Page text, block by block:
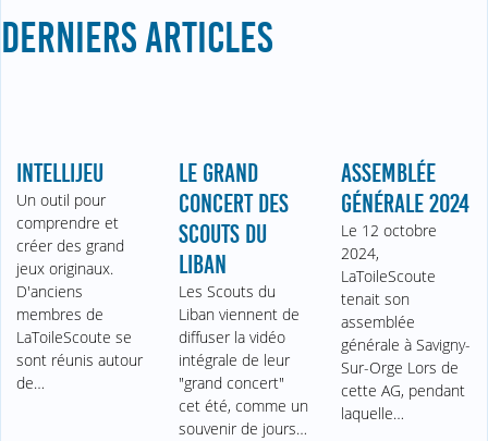
DERNIERS ARTICLES
INTELLIJEU
Un outil pour
comprendre et
créer des grand
jeux originaux.
D'anciens
membres de
LaToileScoute se
sont réunis autour
de…
LE GRAND
CONCERT DES
SCOUTS DU
LIBAN
Les Scouts du
Liban viennent de
diffuser la vidéo
intégrale de leur
"grand concert"
cet été, comme un
souvenir de jours…
ASSEMBLÉE
GÉNÉRALE 2024
Le 12 octobre
2024,
LaToileScoute
tenait son
assemblée
générale à Savigny-
Sur-Orge Lors de
cette AG, pendant
laquelle…